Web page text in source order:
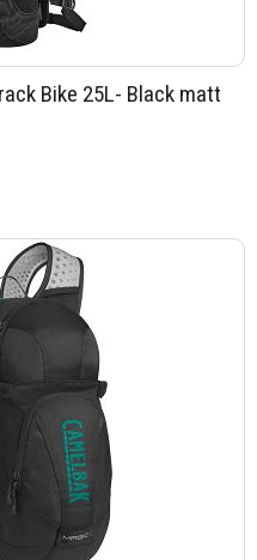
Bike 25L- Black matt